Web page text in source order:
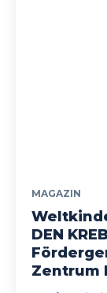
MAGAZIN
DEN
Zentrum